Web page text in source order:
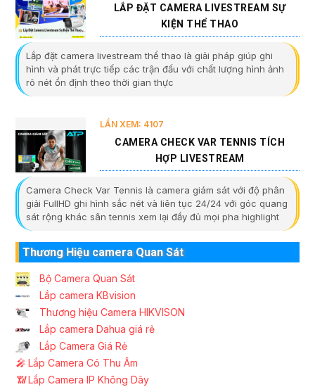
LẮP ĐẶT CAMERA LIVESTREAM SỰ
KIỆN THỂ THAO
Lắp đặt camera livestream thể thao là giải pháp giúp ghi
hình và phát trực tiếp các trận đấu với chất lượng hình ảnh
rõ nét ổn định theo thời gian thực
LẦN XEM: 4107
CAMERA CHECK VAR TENNIS TÍCH
HỢP LIVESTREAM
Camera Check Var Tennis là camera giám sát với độ phân
giải FullHD ghi hình sắc nét và liên tục 24/24 với góc quang
sát rộng khác sân tennis xem lại đầy đủ mọi pha highlight
Thương Hiệu camera Quan Sát
Bộ Camera Quan Sát
Lắp camera KBvision
Thương hiệu Camera HIKVISON
Lắp camera Dahua giá rẻ
Lắp Camera Giá Rẻ
️🎤️ Lắp Camera Có Thu Âm
📶Lắp Camera IP Không Dây